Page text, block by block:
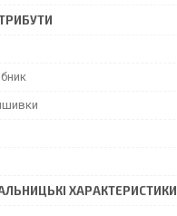
ХАРАКТЕРИСТИКИ